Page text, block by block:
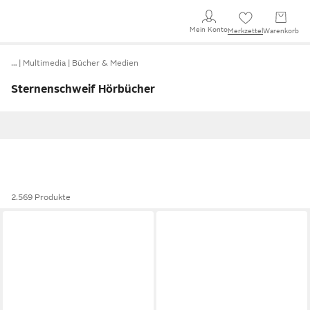
Mein KontoMerkzettel Warenkorb
… Multimedia Bücher & Medien
Sternenschweif Hörbücher
2.569 Produkte